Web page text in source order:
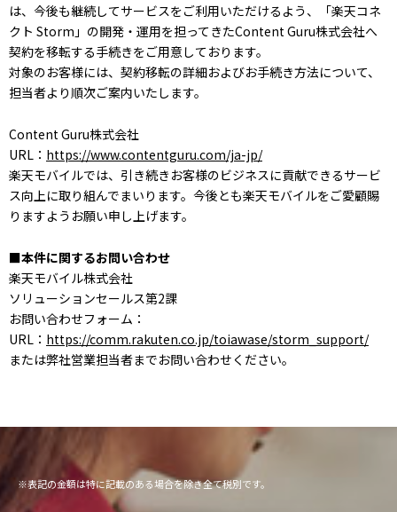
は、今後も継続してサービスをご利用いただけるよう、「楽天コネ
クト Storm」の開発・運用を担ってきたContent Guru株式会社へ
契約を移転する手続きをご用意しております。
対象のお客様には、契約移転の詳細およびお手続き方法について、
担当者より順次ご案内いたします。
Content Guru株式会社
URL： https://www.contentguru.com/ja-jp/
楽天モバイルでは、引き続きお客様のビジネスに貢献できるサービ
ス向上に取り組んでまいります。今後とも楽天モバイルをご愛顧賜
りますようお願い申し上げます。
■本件に関するお問い合わせ
楽天モバイル株式会社
ソリューションセールス第2課
お問い合わせフォーム：
URL： https://comm.rakuten.co.jp/toiawase/storm_support/
または弊社営業担当者までお問い合わせください。
※表記の金額は特に記載のある場合を除き全て税別です。